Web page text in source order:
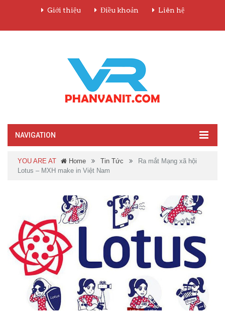
Giới thiệu Điều khoản Liên hệ
NAVIGATION
YOU ARE AT Home Tin Tức
Ra mắt Mạng xã hội
Lotus – MXH make in Việt Nam